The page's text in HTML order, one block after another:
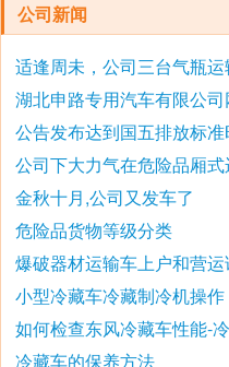
公司新闻
适逢周未，公司三台气瓶运
湖北申路专用汽车有限公
公告发布达到国五排放标准
公司下大力气在危险品厢
金秋十月,公司又发车了
危险品货物等级分类
爆破器材运输车上户和营运
小型冷藏车冷藏制冷机操作
如何检查东风冷藏车性能-
冷藏车的保养方法